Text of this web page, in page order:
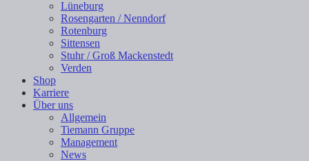
Lüneburg
Rosengarten / Nenndorf
Rotenburg
Sittensen
Stuhr / Groß Mackenstedt
Verden
Shop
Karriere
Über uns
Allgemein
Tiemann Gruppe
Management
News